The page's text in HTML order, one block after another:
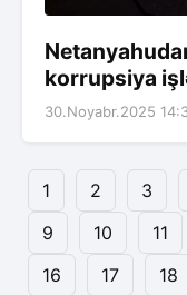
korrupsiya
30.Noyabr.2025
1 2 3
9
10 11
16
17 18